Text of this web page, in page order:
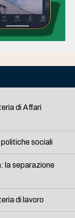
di Affari
sociali
la separazione
di lavoro